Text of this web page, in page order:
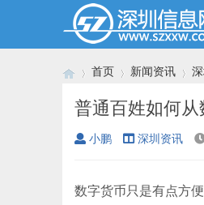
›
首页 新闻资讯
›
普通百姓如何从
小鹏 深圳资讯
数字货币只是有点方